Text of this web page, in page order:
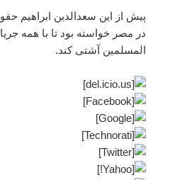
پیش از این سعد‌الدین ابراهیم
در مصر خواسته بود تا با همه
المسلمین آشتی کند.